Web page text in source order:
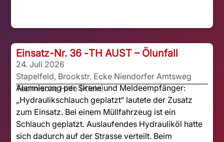
Einsatz-Nr. 36 -TH AUST – Ölunfall
24. Juli 2026
Stapelfeld, Brookstr. Ecke Niendorfer Amtsweg
Technische Hilfe (Klein)
Alarmierung per Sirene und Meldeempfänger:
„Hydraulikschlauch geplatzt“ lautete der Zusatz
zum Einsatz. Bei einem Müllfahrzeug ist ein
Schlauch geplatzt. Auslaufendes Hydrauliköl hatte
sich dadurch auf der Strasse verteilt. Beim